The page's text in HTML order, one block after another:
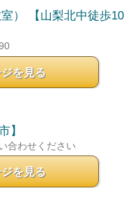
）
【山梨北中徒歩10
を見る
】
合わせください
を見る